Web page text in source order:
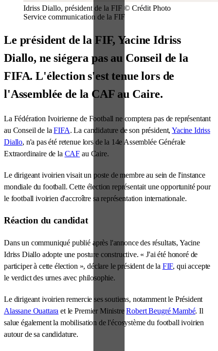
Idriss Diallo, président de la FIF © Crédit Photo
Service communication de la FIF
Le président de la FIF, Yacine Idriss
Diallo, ne siégera pas au Conseil de la
FIFA. L'élection s'est tenue lors de
l'Assemblée de la CAF au Caire.
La Fédération Ivoirienne de Football ne comptera pas de représentant
au Conseil de laFIFA. La candidature de son président,Yacine Idriss
Diallo, n'a pas été retenue lors de la 14e Assemblée Générale
Extraordinaire de la CAF au Caire.
Le dirigeant ivoirien visait un poste de membre au sein de l'instance
mondiale du football. Cette élection représentait une opportunité pour
le football ivoirien d'accroître sa représentation internationale.
Réaction du candidat
Dans un communiqué publié après l'annonce des résultats, Yacine
Idriss Diallo adopte une posture constructive. « J'ai été honoré de
participer à cette élection », déclare le président de la FIF, qui accepte
le verdict des urnes avec philosophie.
Le dirigeant ivoirien remercie ses soutiens, notamment le Président
Alassane Ouattara et le Premier MinistreRobert Beugré Mambé. Il
salue également la mobilisation de l'écosystème du football ivoirien
autour de sa candidature.